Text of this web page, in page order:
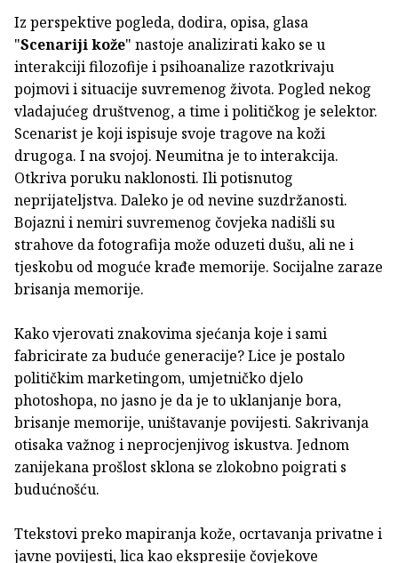
Iz perspektive pogleda, dodira, opisa, glasa
"Scenariji kože" nastoje analizirati kako se u
interakciji filozofije i psihoanalize razotkrivaju
pojmovi i situacije suvremenog života. Pogled nekog
vladajućeg društvenog, a time i političkog je selektor.
Scenarist je koji ispisuje svoje tragove na koži
drugoga. I na svojoj. Neumitna je to interakcija.
Otkriva poruku naklonosti. Ili potisnutog
neprijateljstva. Daleko je od nevine suzdržanosti.
Bojazni i nemiri suvremenog čovjeka nadišli su
strahove da fotografija može oduzeti dušu, ali ne i
tjeskobu od moguće krađe memorije. Socijalne zaraze
brisanja memorije.
Kako vjerovati znakovima sjećanja koje i sami
fabricirate za buduće generacije? Lice je postalo
političkim marketingom, umjetničko djelo
photoshopa, no jasno je da je to uklanjanje bora,
brisanje memorije, uništavanje povijesti. Sakrivanja
otisaka važnog i neprocjenjivog iskustva. Jednom
zanijekana prošlost sklona se zlokobno poigrati s
budućnošću.
Ttekstovi preko mapiranja kože, ocrtavanja privatne i
javne povijesti, lica kao ekspresije čovjekove